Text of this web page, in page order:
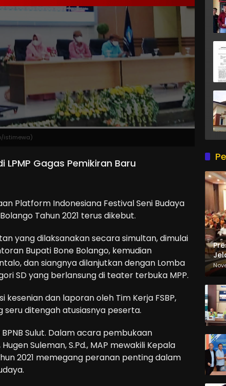
istimewa)
LPMP Gagas Pemikiran Baru
Platform Indonesiana Festival Seni Budaya
Tahun 2021 terus dikebut.
yang dilaksanakan secara simultan, dimulai
Bupati Bone Bolango, kemudian
dan siangnya dilanjutkan dengan Lomba
SD yang berlansung di teater terbuka MPP.
dan laporan oleh Tim Kerja FSBP,
seru ditengah atusiasnya peserta.
Sulut. Dalam acara pembukaan
Suleman, S.Pd., MAP mewakili Kepala
2021 memegang peranan penting dalam